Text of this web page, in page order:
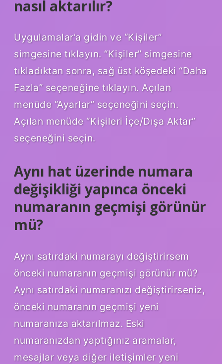
nasıl aktarılır?
Uygulamalar’a gidin ve “Kişiler”
simgesine tıklayın. “Kişiler” simgesine
tıkladıktan sonra, sağ üst köşedeki “Daha
Fazla” seçeneğine tıklayın. Açılan
menüde “Ayarlar” seçeneğini seçin.
Açılan menüde “Kişileri İçe/Dışa Aktar”
seçeneğini seçin.
Aynı hat üzerinde numara
değişikliği yapınca önceki
numaranın geçmişi görünür
mü?
Aynı satırdaki numarayı değiştirirsem
önceki numaranın geçmişi görünür mü?
Aynı satırdaki numaranızı değiştirirseniz,
önceki numaranın geçmişi yeni
numaranıza aktarılmaz. Eski
numaranızdan yaptığınız aramalar,
mesajlar veya diğer iletişimler yeni